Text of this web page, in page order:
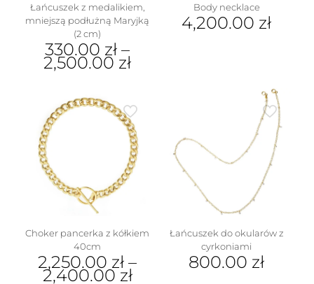
Łańcuszek z medalikiem,
mniejszą podłużną Maryjką
(2 cm)
330.00 zł –
2,500.00 zł
ma
wariantów.
na
stronie
produktu
Body necklace
4,200.00 zł
Choker pancerka z kółkiem
40cm
2,250.00 zł –
2,400.00 zł
Łańcuszek do okularów z
cyrkoniami
800.00 zł